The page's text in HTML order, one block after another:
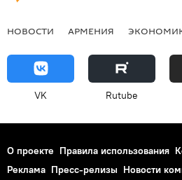
НОВОСТИ АРМЕНИЯ
VK Rutube
О проекте Правила использования
Реклама Пресс-релизы Новости